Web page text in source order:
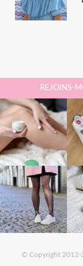
REJOINS-
© Copyright 2012-